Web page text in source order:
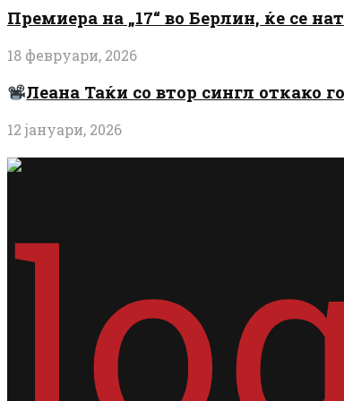
Премиера на „17“ во Берлин, ќе се
18 февруари, 2026
Леана Таќи со втор сингл откако
12 јануари, 2026